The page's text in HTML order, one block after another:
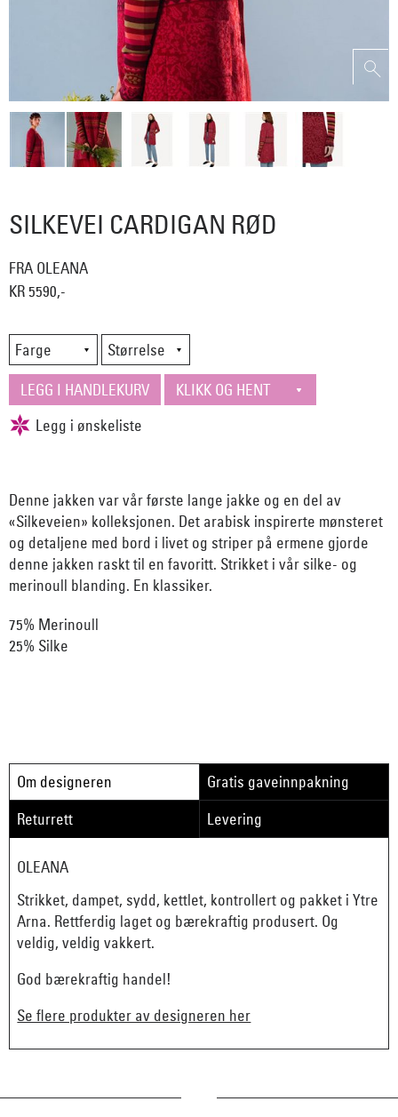
SILKEVEI CARDIGAN RØD
FRA OLEANA
KR 5590,-
Denne jakken var vår første lange jakke og en del av
«Silkeveien» kolleksjonen. Det arabisk inspirerte mønsteret
og detaljene med bord i livet og striper på ermene gjorde
denne jakken raskt til en favoritt. Strikket i vår silke- og
merinoull blanding. En klassiker.
75% Merinoull
25% Silke
Om designeren
Gratis gaveinnpakning
Returrett
Levering
OLEANA
Strikket, dampet, sydd, kettlet, kontrollert og pakket i Ytre
Arna. Rettferdig laget og bærekraftig produsert. Og
veldig, veldig vakkert.
God bærekraftig handel!
Se flere produkter av designeren her